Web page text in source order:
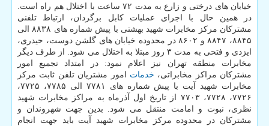
خیابان های درختی و زارع به مدت ۷۲ ساعت با اختلال هم راه است.
در همین حال با اجرای عملیات کابل برگردان، ارتباط تلفنی
مشترکان مرکز مخابرات شهید بهشتی با پیش شماره های ۸۸۳۸ الی
۸۸۴۵، ۸۸۴۷ و ۸۶۰۲ در محدوده خیابان های گلشن دوست، حیدری،
ایزدی و فتحی به مدت ۳ روز مبتلا به اختلال می شود. از طرف دیگر
مخابرات منطقه تهران نیز اعلام نمود: در امتداد تجمیع امور
مشترکان مراکز مخابراتی، خدمات امور مشتریان تلفن ثابت مرکز
مخابرات شهید آیت با پیش شماره های ۷۷۸۱ الی ۷۷۸۵، ۷۷۲۵،
۷۷۲۶، ۷۷۲۸، ۷۷۰۳ از تاریخ اول آذرماه به مراکز مخابرات شهید
نظری، نبوت و امامت منتقل می شود. بدین جهت شهروندان و
مشترکان در محدوده مرکز مخابرات شهید آیت باید جهت انجام